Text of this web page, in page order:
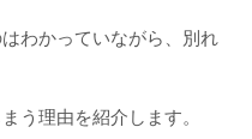
わかっていながら、別れ
う理由を紹介します。